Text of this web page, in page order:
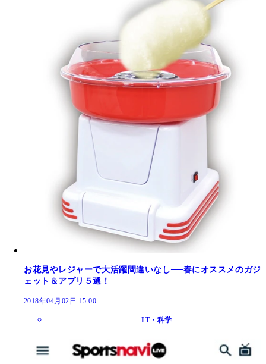
お花見やレジャーで大活躍間違いなし──春にオススメのガジ
ェット＆アプリ５選！
2018年04月02日 15:00
IT・科学